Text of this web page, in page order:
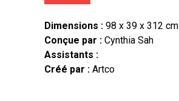
Dimensions : 98 x 39 x 312 cm
Conçue par : Cynthia Sah
Assistants :
Créé par : Artco